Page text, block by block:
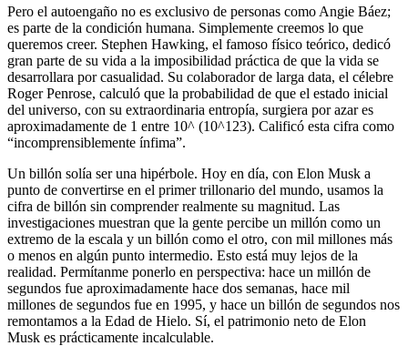
Pero el autoengaño no es exclusivo de personas como Angie Báez;
es parte de la condición humana. Simplemente creemos lo que
queremos creer. Stephen Hawking, el famoso físico teórico, dedicó
gran parte de su vida a la imposibilidad práctica de que la vida se
desarrollara por casualidad. Su colaborador de larga data, el célebre
Roger Penrose, calculó que la probabilidad de que el estado inicial
del universo, con su extraordinaria entropía, surgiera por azar es
aproximadamente de 1 entre 10^ (10^123). Calificó esta cifra como
“incomprensiblemente ínfima”.
Un billón solía ser una hipérbole. Hoy en día, con Elon Musk a
punto de convertirse en el primer trillonario del mundo, usamos la
cifra de billón sin comprender realmente su magnitud. Las
investigaciones muestran que la gente percibe un millón como un
extremo de la escala y un billón como el otro, con mil millones más
o menos en algún punto intermedio. Esto está muy lejos de la
realidad. Permítanme ponerlo en perspectiva: hace un millón de
segundos fue aproximadamente hace dos semanas, hace mil
millones de segundos fue en 1995, y hace un billón de segundos nos
remontamos a la Edad de Hielo. Sí, el patrimonio neto de Elon
Musk es prácticamente incalculable.